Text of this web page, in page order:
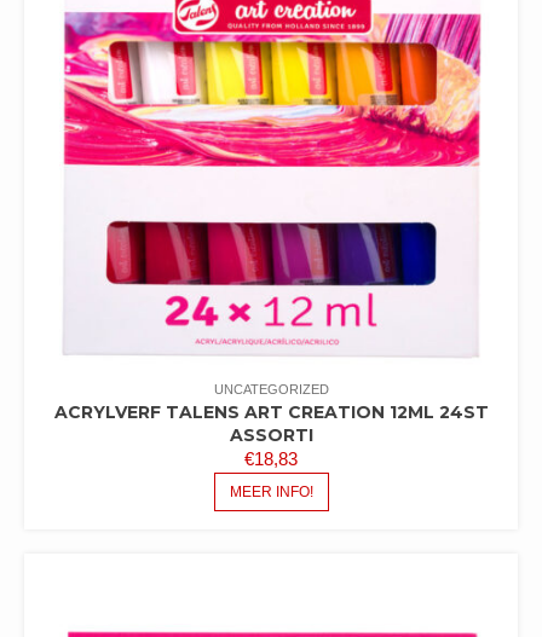
UNCATEGORIZED
ACRYLVERF TALENS ART CREATION 12ML 24ST
ASSORTI
€18,83
MEER INFO!